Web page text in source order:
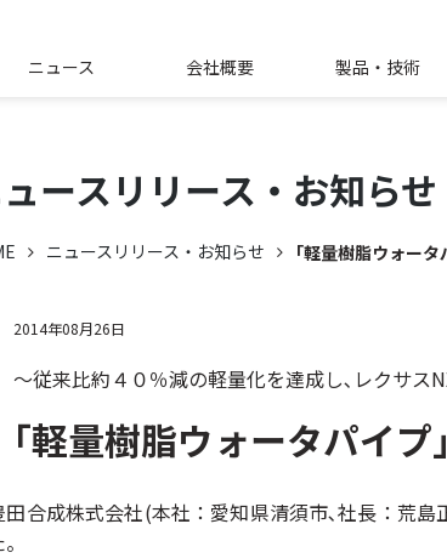
ニュース 会社概要 製品・技術
ースリリース・ お知らせ
ニュースリリース・お知らせ ｢軽量樹脂ウォー
2014年08月26日
～従来比約４０％減の軽量化を達成し､レクサス
｢軽量樹脂ウォータパイプ
合成株式会社(本社：愛知県清須市､社長：荒